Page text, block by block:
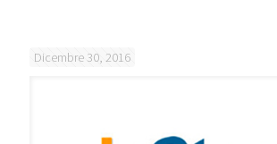
Dicembre 30, 2016